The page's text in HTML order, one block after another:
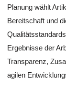
Planung wählt
Bereitschaft und
Ergebnisse der
Transparenz,
agilen